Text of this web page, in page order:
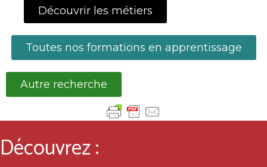
Découvrir les métiers
Toutes nos formations en apprentissage
Autre recherche
Découvrez :